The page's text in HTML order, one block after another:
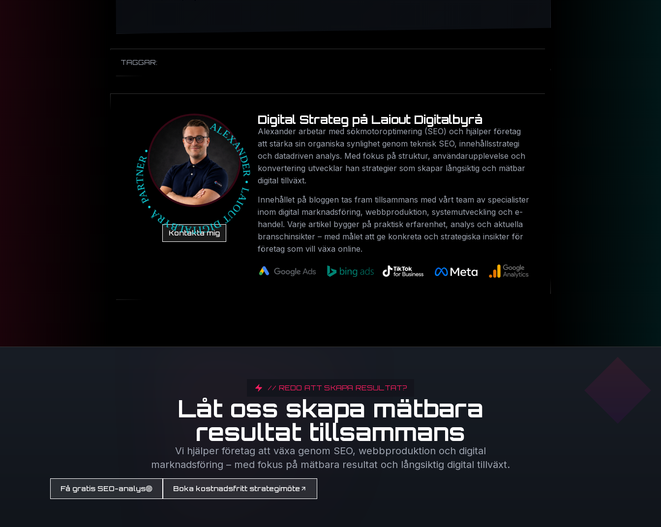
TAGGAR:
Kontakta mig
Digital Strateg på Laiout Digitalbyrå
Alexander arbetar med sökmotoroptimering (SEO) och hjälper företag
att stärka sin organiska synlighet genom teknisk SEO, innehållsstrategi
och datadriven analys. Med fokus på struktur, användarupplevelse och
konvertering utvecklar han strategier som skapar långsiktig och mätbar
digital tillväxt.
Innehållet på bloggen tas fram tillsammans med vårt team av specialister
inom digital marknadsföring, webbproduktion, systemutveckling och e-
handel. Varje artikel bygger på praktisk erfarenhet, analys och aktuella
branschinsikter – med målet att ge konkreta och strategiska insikter för
företag som vill växa online.
// REDO ATT SKAPA RESULTAT?
Låt oss skapa mätbara
resultat tillsammans
Vi hjälper företag att växa genom SEO, webbproduktion och digital
marknadsföring – med fokus på mätbara resultat och långsiktig digital tillväxt.
Få gratis SEO-analys Boka kostnadsfritt strategimöte